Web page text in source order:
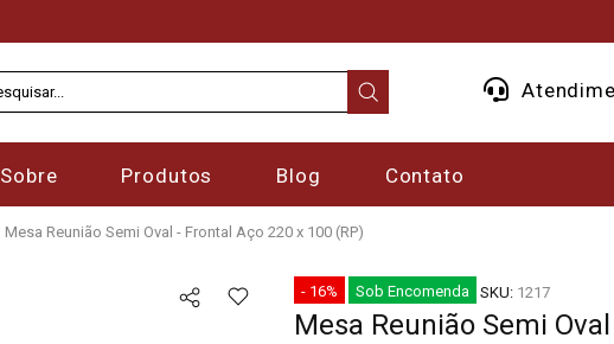
Sobre Produtos Blog Contato
Mesa Reunião Semi Oval - Frontal Aço 220 x 100 (RP)
- 16% Sob Encomenda SKU: 1217
Mesa Reunião Semi